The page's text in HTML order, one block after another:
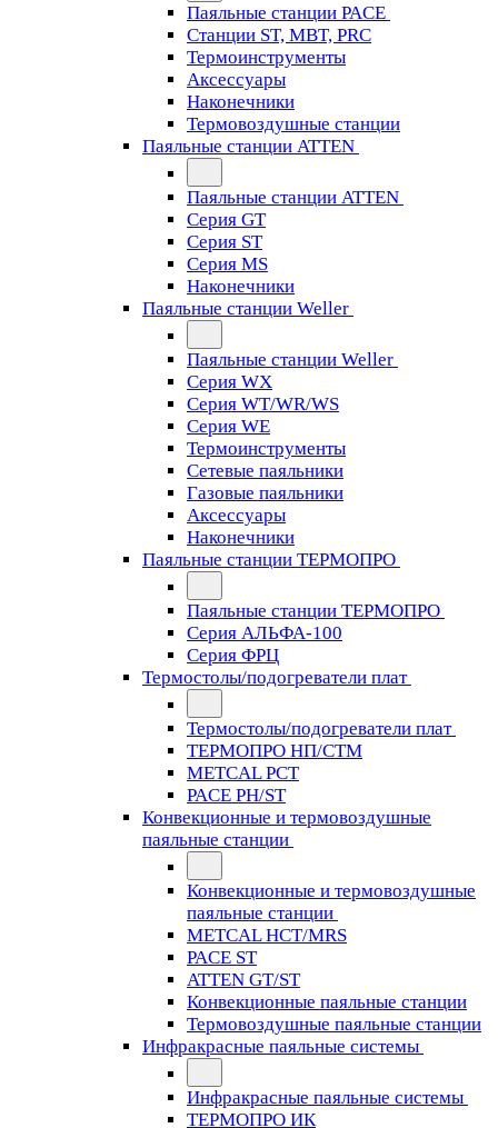
Паяльные станции PACE
Станции ST, MBT, PRC
Термоинструменты
Аксессуары
Наконечники
Термовоздушные станции
Паяльные станции ATTEN
Паяльные станции ATTEN
Серия GT
Серия ST
Серия MS
Наконечники
Паяльные станции Weller
Паяльные станции Weller
Серия WX
Серия WT/WR/WS
Серия WE
Термоинструменты
Сетевые паяльники
Газовые паяльники
Аксессуары
Наконечники
Паяльные станции ТЕРМОПРО
Паяльные станции ТЕРМОПРО
Серия АЛЬФА-100
Серия ФРЦ
Термостолы/подогреватели плат
Термостолы/подогреватели плат
ТЕРМОПРО НП/СТМ
METCAL PCT
PACE PH/ST
Конвекционные и термовоздушные
паяльные станции
Конвекционные и термовоздушные
паяльные станции
METCAL HCT/MRS
PACE ST
ATTEN GT/ST
Конвекционные паяльные станции
Термовоздушные паяльные станции
Инфракрасные паяльные системы
Инфракрасные паяльные системы
ТЕРМОПРО ИК